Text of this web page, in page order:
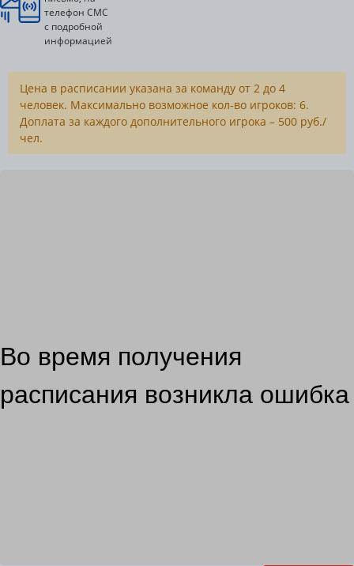
телефон СМС
с подробной
информацией
Цена в расписании указана за команду от 2 до 4
человек. Максимально возможное кол-во игроков: 6.
Доплата за каждого дополнительного игрока – 500 руб./
чел.
Во время получения
расписания возникла ошибка